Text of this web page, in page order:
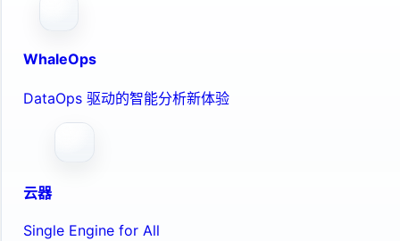
WhaleOps
DataOps 驱动的智能分析新体验
云器
Single Engine for All